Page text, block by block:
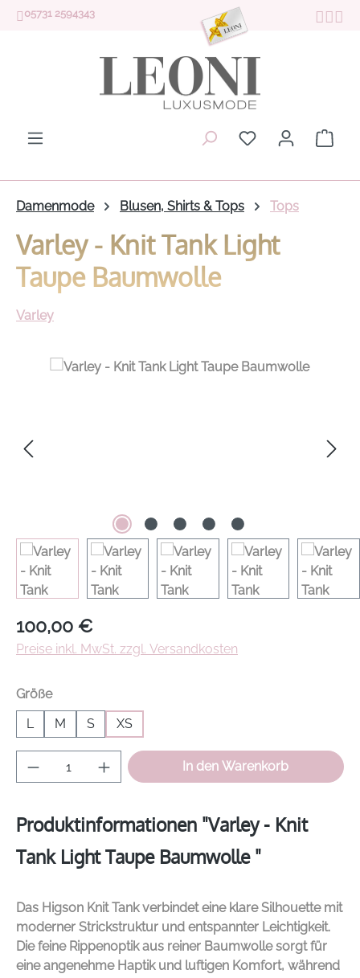
Zum Hauptinhalt springen
05731 2594343
Du hast 0
Damenmode Blusen, Shirts & Tops Tops
Varley - Knit Tank Light
Taupe Baumwolle
Varley
Regulärer Preis:
100,00 €
Preise inkl. MwSt. zzgl. Versandkosten
Größeauswählen
L
M S XS
Produkt Anzahl: Gib den gewünschten
In den Warenkorb
Produktinformationen "Varley - Knit
Tank Light Taupe Baumwolle "
Das Higson Knit Tank verbindet eine klare Silhouette mit
moderner Strickstruktur und entspannter Leichtigkeit.
Die feine Rippenoptik aus reiner Baumwolle sorgt für
eine angenehme Haptik und luftigen Komfort, während